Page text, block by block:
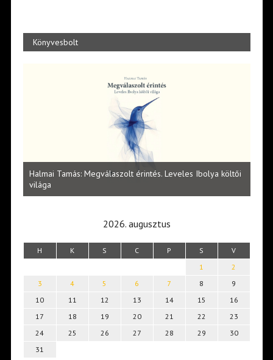
Könyvesbolt
Halmai Tamás: Megválaszolt érintés. Leveles Ibolya költői
világa
2026. augusztus
H K S C P S V
1
2
3
4 5 6 7 8
9
10
11 12 13 14 15
16
17
18 19 20 21 22
23
24
25 26 27 28 29
30
31